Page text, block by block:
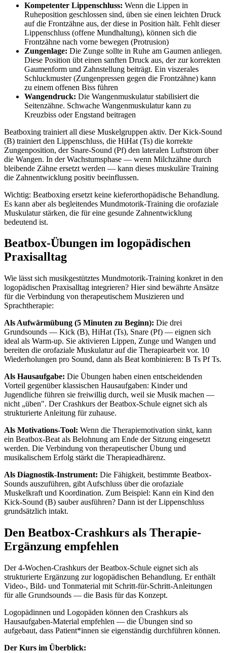
Kompetenter Lippenschluss: Wenn die Lippen in
Ruheposition geschlossen sind, üben sie einen leichten Druck
auf die Frontzähne aus, der diese in Position hält. Fehlt dieser
Lippenschluss (offene Mundhaltung), können sich die
Frontzähne nach vorne bewegen (Protrusion)
Zungenlage: Die Zunge sollte in Ruhe am Gaumen anliegen.
Diese Position übt einen sanften Druck aus, der zur korrekten
Gaumenform und Zahnstellung beiträgt. Ein viszerales
Schluckmuster (Zungenpressen gegen die Frontzähne) kann
zu einem offenen Biss führen
Wangendruck: Die Wangenmuskulatur stabilisiert die
Seitenzähne. Schwache Wangenmuskulatur kann zu
Kreuzbiss oder Engstand beitragen
Beatboxing trainiert all diese Muskelgruppen aktiv. Der Kick-Sound
(B) trainiert den Lippenschluss, die HiHat (Ts) die korrekte
Zungenposition, der Snare-Sound (Pf) den lateralen Luftstrom über
die Wangen. In der Wachstumsphase — wenn Milchzähne durch
bleibende Zähne ersetzt werden — kann dieses muskuläre Training
die Zahnentwicklung positiv beeinflussen.
Wichtig: Beatboxing ersetzt keine kieferorthopädische Behandlung.
Es kann aber als begleitendes Mundmotorik-Training die orofaziale
Muskulatur stärken, die für eine gesunde Zahnentwicklung
bedeutend ist.
Beatbox-Übungen im logopädischen
Praxisalltag
Wie lässt sich musikgestütztes Mundmotorik-Training konkret in den
logopädischen Praxisalltag integrieren? Hier sind bewährte Ansätze
für die Verbindung von therapeutischem Musizieren und
Sprachtherapie:
Als Aufwärmübung (5 Minuten zu Beginn): Die drei
Grundsounds — Kick (B), HiHat (Ts), Snare (Pf) — eignen sich
ideal als Warm-up. Sie aktivieren Lippen, Zunge und Wangen und
bereiten die orofaziale Muskulatur auf die Therapiearbeit vor. 10
Wiederholungen pro Sound, dann als Beat kombinieren: B Ts Pf Ts.
Als Hausaufgabe: Die Übungen haben einen entscheidenden
Vorteil gegenüber klassischen Hausaufgaben: Kinder und
Jugendliche führen sie freiwillig durch, weil sie Musik machen —
nicht „üben". Der Crashkurs der Beatbox-Schule eignet sich als
strukturierte Anleitung für zuhause.
Als Motivations-Tool: Wenn die Therapiemotivation sinkt, kann
ein Beatbox-Beat als Belohnung am Ende der Sitzung eingesetzt
werden. Die Verbindung von therapeutischer Übung und
musikalischem Erfolg stärkt die Therapieadhärenz.
Als Diagnostik-Instrument: Die Fähigkeit, bestimmte Beatbox-
Sounds auszuführen, gibt Aufschluss über die orofaziale
Muskelkraft und Koordination. Zum Beispiel: Kann ein Kind den
Kick-Sound (B) sauber ausführen? Dann ist der Lippenschluss
grundsätzlich intakt.
Den Beatbox-Crashkurs als Therapie-
Ergänzung empfehlen
Der 4-Wochen-Crashkurs der Beatbox-Schule eignet sich als
strukturierte Ergänzung zur logopädischen Behandlung. Er enthält
Video-, Bild- und Tonmaterial mit Schritt-für-Schritt-Anleitungen
für alle Grundsounds — die Basis für das Konzept.
Logopädinnen und Logopäden können den Crashkurs als
Hausaufgaben-Material empfehlen — die Übungen sind so
aufgebaut, dass Patient*innen sie eigenständig durchführen können.
Der Kurs im Überblick: